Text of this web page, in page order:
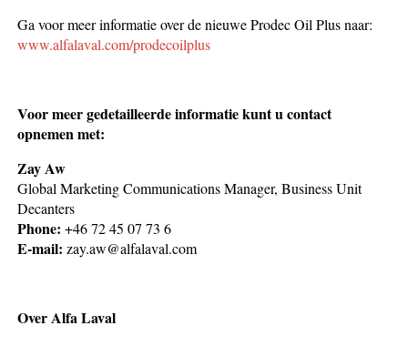
Ga voor meer informatie over de nieuwe Prodec Oil Plus naar:
www.alfalaval.com/prodecoilplus
Voor meer gedetailleerde informatie kunt u contact
opnemen met:
Zay Aw
Global Marketing Communications Manager, Business Unit
Decanters
Phone: +46 72 45 07 73 6
E-mail: zay.aw@alfalaval.com
Over Alfa Laval